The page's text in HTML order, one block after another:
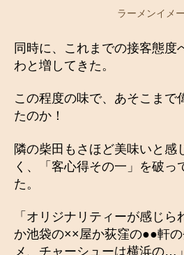
ラーメンイメ
同時に、これまでの接客態度
わと増してきた。
この程度の味で、あそこまで
たのか！
隣の柴田もさほど美味いと感
く、「客心得その一」を破っ
た。
「オリジナリティーが感じ
か池袋の××屋か荻窪の●●軒
メ、チャーシューは横浜の…」